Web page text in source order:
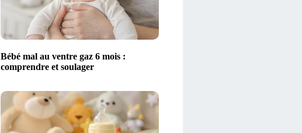
Bébé mal au ventre gaz 6 mois :
comprendre et soulager